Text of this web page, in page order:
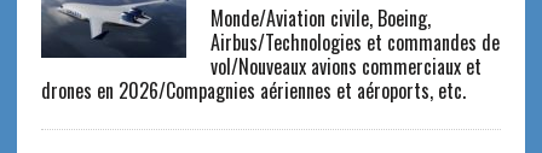
Monde/Aviation civile, Boeing,
Airbus/Technologies et commandes de
vol/Nouveaux avions commerciaux et
drones en 2026/Compagnies aériennes et aéroports, etc.